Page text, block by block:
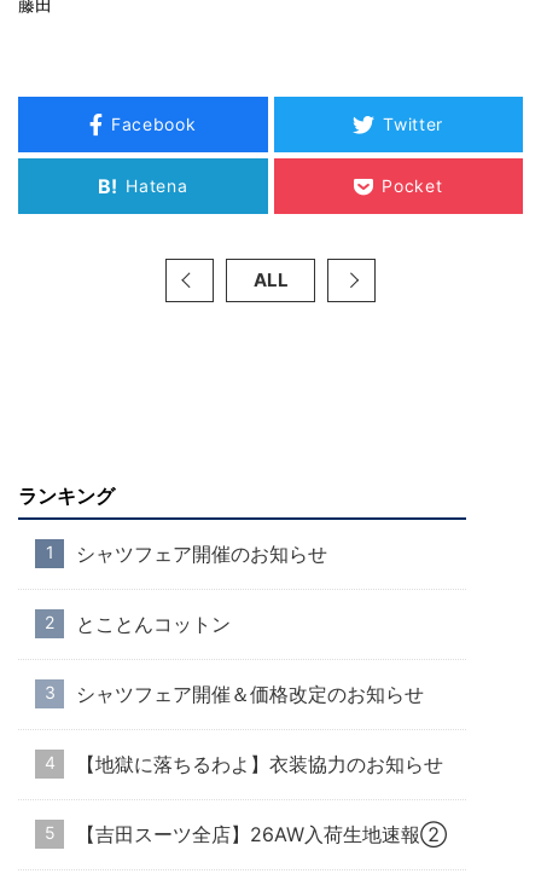
Facebook Twitter
B! Hatena Pocket
ALL
ランキング
シャツフェア開催のお知らせ
とことんコットン
シャツフェア開催＆価格改定のお知らせ
【地獄に落ちるわよ】衣装協力のお知らせ
【吉田スーツ全店】26AW入荷生地速報②